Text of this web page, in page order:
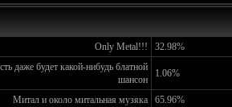
Only Metal!!! 32.98%
даже будет какой-нибудь блатной
шансон
1.06%
Митал и около митальная музяка 65.96%